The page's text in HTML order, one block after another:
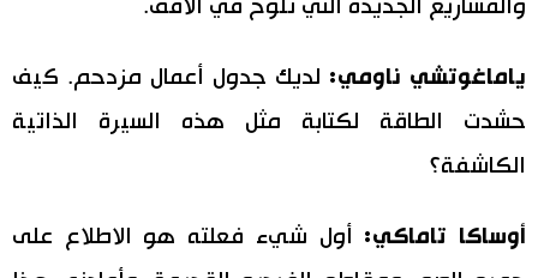
والمشاريع الجديدة التي تلوح في الأفق.
ياماغوتشي ناومي: لديك جدول أعمال مزدحم. كيف
حشدت الطاقة لكتابة مثل هذه السيرة الذاتية
الكاشفة؟
أوساكا تاماكي: أول شيء فعلته هو الاطلاع على